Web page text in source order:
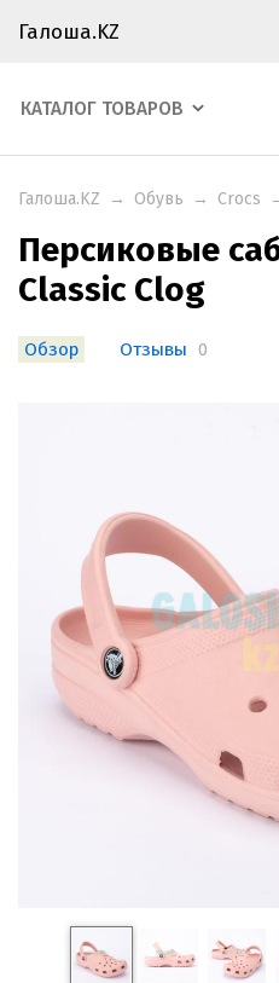
Галоша.KZ
КАТАЛОГ ТОВАРОВ
Галоша.KZ → Обувь → Crocs
Персиковые
Classic Clog
Обзор Отзывы 0